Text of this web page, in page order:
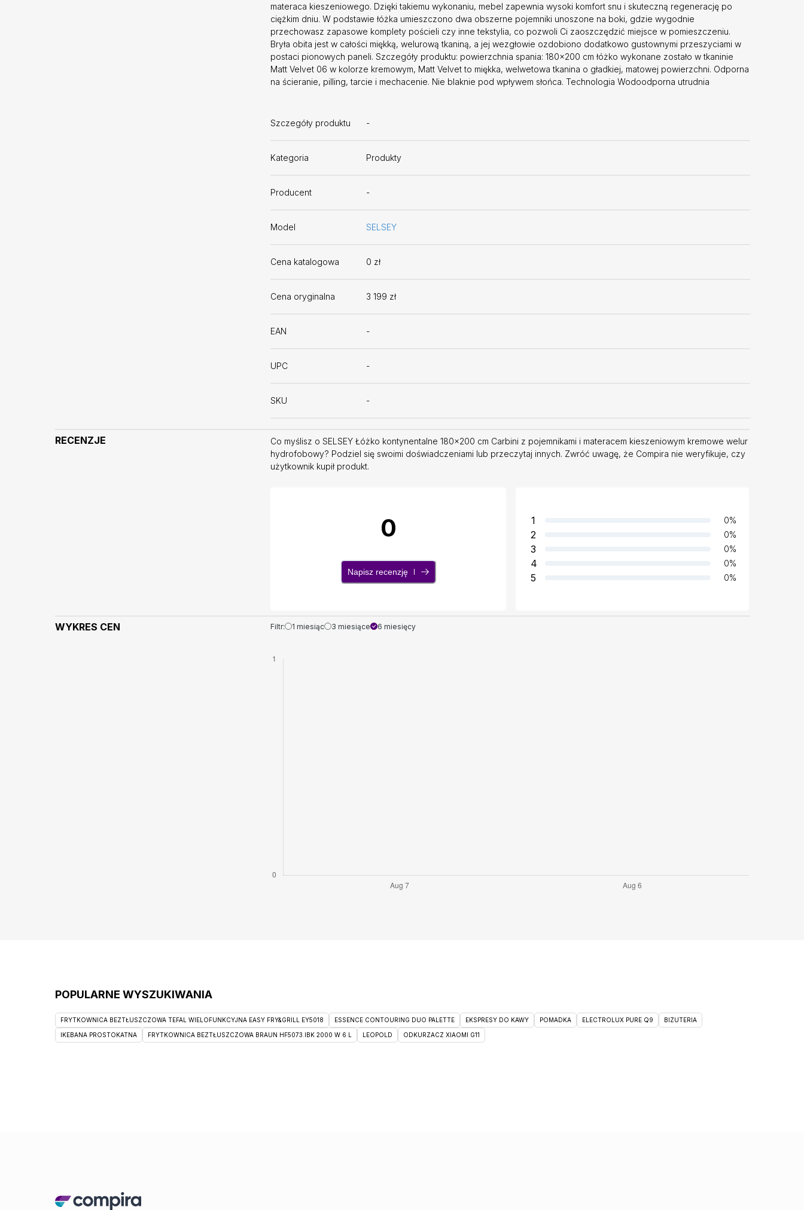
materaca kieszeniowego. Dzięki takiemu wykonaniu, mebel zapewnia wysoki komfort snu i skuteczną regenerację po
ciężkim dniu. W podstawie łóżka umieszczono dwa obszerne pojemniki unoszone na boki, gdzie wygodnie
przechowasz zapasowe komplety pościeli czy inne tekstylia, co pozwoli Ci zaoszczędzić miejsce w pomieszczeniu.
Bryła obita jest w całości miękką, welurową tkaniną, a jej wezgłowie ozdobiono dodatkowo gustownymi przeszyciami w
postaci pionowych paneli. Szczegóły produktu: powierzchnia spania: 180x200 cm łóżko wykonane zostało w tkaninie
Matt Velvet 06 w kolorze kremowym, Matt Velvet to miękka, welwetowa tkanina o gładkiej, matowej powierzchni. Odporna
na ścieranie, pilling, tarcie i mechacenie. Nie blaknie pod wpływem słońca. Technologia Wodoodporna utrudnia
Szczegóły produktu -
Kategoria Produkty
Producent -
Model SELSEY
Cena katalogowa 0 zł
Cena oryginalna 3 199 zł
EAN -
UPC -
SKU -
RECENZJE
Co myślisz o SELSEY Łóżko kontynentalne 180x200 cm Carbini z pojemnikami i materacem kieszeniowym kremowe welur
hydrofobowy? Podziel się swoimi doświadczeniami lub przeczytaj innych. Zwróć uwagę, że Compira nie weryfikuje, czy
użytkownik kupił produkt.
0
Napisz recenzję
1 0%
2 0%
3 0%
4 0%
5 0%
WYKRES CEN Filtr: 1 miesiąc 3 miesiące 6 miesięcy
POPULARNE WYSZUKIWANIA
FRYTKOWNICA BEZTŁUSZCZOWA TEFAL WIELOFUNKCYJNA EASY FRY&GRILL EY5018 ESSENCE CONTOURING DUO PALETTE EKSPRESY DO KAWY POMADKA ELECTROLUX PURE Q9 BIZUTERIA
IKEBANA PROSTOKATNA FRYTKOWNICA BEZTŁUSZCZOWA BRAUN HF5073.IBK 2000 W 6 L LEOPOLD ODKURZACZ XIAOMI G11